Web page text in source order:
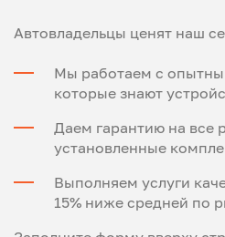
Автовладельцы ценят наш
Мы работаем с
которые знают
Даем гарантию на все
установленные
Выполняем услуги
15% ниже средней по